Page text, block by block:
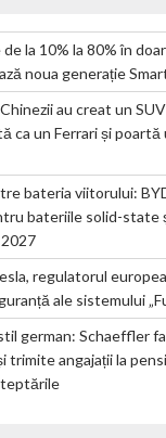
la 10% la 80% în
noua generație
au creat un
ca un Ferrari și poartă
bateria viitorului:
bateriile solid-state
regulatorul
ale sistemului
german: Schaeffler
trimite angajații la